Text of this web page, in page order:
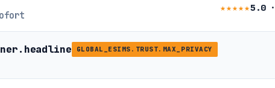
★★★★★5.0·
GLOBAL_ESIMS.TRUST.MAX_PRIVACY